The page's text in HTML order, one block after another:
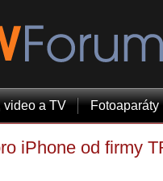
video a TV Fotoaparáty
iPhone od firmy